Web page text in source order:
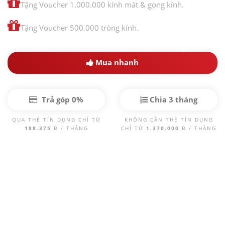
Tặng Voucher 1.000.000 kính mát & gọng kính.
Tặng Voucher 500.000 tròng kính.
Mua nhanh
Trả góp 0%
QUA THẺ TÍN DỤNG CHỈ TỪ
188.375 Đ / THÁNG
Chia 3 tháng
KHÔNG CẦN THẺ TÍN DỤNG
CHỈ TỪ 1.370.000 Đ / THÁNG